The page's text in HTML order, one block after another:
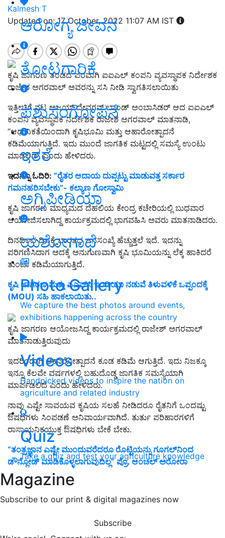
ಆರೋಗ್ಯ ಜೀವನ
ತೋಟಗಾರಿಕೆ
ಪಶುಸಂಗೋಪನೆ
ಇತರೆ
ಅಗ್ರಿಪೀಡಿಯಾ
ಯಶೋಗಾಥೆ
Photo Gallery
We capture the best photos around events,
exhibitions happening across the country
Videos
Handpicked videos to inspire the nation on
agriculture and related industry
Quiz
Take a quiz and test your agriculture knowledge
Magazine
Subscribe to our print & digital magazines now
Subscribe
Kalmesh T
Updated on: 17 October, 2022 11:07 AM IST
ಕೃಷಿ ಜಾಗರಣ ತಂಡದ ಪರವಾಗಿ ಐಐಎಲ್‌ ಕಂಪನಿ ವ್ಯವಸ್ಥಾಪಕ ನಿರ್ದೇಶಕ
ರಾಜೇಶ ಅಗರವಾಲ್‌ ಅವರನ್ನು ಸಸಿ ನೀಡಿ ಸ್ವಾಗತಿಸಲಾಯಿತು
ಇತ್ತೀಚಿಗೆ ನಟ ಅಜಯ್‌ ದೇವಗನ್‌ ಬ್ರಾಂಡ್‌ ಅಂಬಾಸಿಡರ್‌ ಆದ ಐಐಎಲ್‌
ಕಂಪನಿ ವ್ಯವಸ್ಥಾಪಕ ನಿರ್ದೇಶಕ ರಾಜೇಶ ಅಗರವಾಲ್‌ ಮಾತನಾಡಿ,
“ಆಧುನಿಕತೆಯಿಂದಾಗಿ ಕೃಷಿಭೂಮಿ ಮತ್ತು ಆಹಾರೋತ್ಪಾದನೆ
ಕಡಿಮೆಯಾಗುತ್ತಿದೆ. ಇದು ಮುಂದೆ ಜಾಗತಿಕ ಮಟ್ಟದಲ್ಲಿ ಸಮಸ್ಯೆ ಉಂಟು
ಮಾಡಲಿದೆ” ಎಂದು ಹೇಳಿದರು.
ಇದನ್ನೂ ಓದಿರಿ: “ರೈತರ ಆದಾಯ ದುಪ್ಪಟ್ಟು ಮಾಡುವತ್ತ ಸರ್ಕಾರ
ಗಮನಹರಿಸಬೇಕು”- ಕಲ್ಯಾಣ ಗೋಸ್ವಾಮಿ
ಕೃಷಿ ಜಾಗರಣ ಮಾಧ್ಯಮದ ದೆಹಲಿಯ ಕೇಂದ್ರ ಕಚೇರಿಯಲ್ಲಿ ಬುಧವಾರ
ಆಯೋಜಿಸಲಾಗಿದ್ದ ಕಾರ್ಯಕ್ರಮದಲ್ಲಿ ಭಾಗವಹಿಸಿ ಅವರು ಮಾತನಾಡಿದರು.
ದಿನದಿಂದ ದಿನಕ್ಕೆ ಭಾರತದ ಜನಸಂಖ್ಯೆ ಹೆಚ್ಚುತ್ತಲೆ ಇದೆ. ಇದನ್ನು
ಪರಿಗಣಿಸಿದಾಗ ಅದಕ್ಕೆ ಅನುಗುಣವಾಗಿ ಕೃಷಿ ಭೂಮಿಯನ್ನು ಲೆಕ್ಕ ಹಾಕಿದರೆ
ತುಂಬಾ ಕಡಿಮೆಯಾಗುತ್ತಿದೆ.
ಕೃಷಿ ಜಾಗರಣ ಮತ್ತು ಎಎಫ್‌ಸಿ ಇಂಡಿಯಾ ನಡುವೆ ತಿಳುವಳಿಕೆ ಒಪ್ಪಂದಕ್ಕೆ
(MOU) ಸಹಿ ಹಾಕಲಾಯಿತು..
ಕೃಷಿ ಜಾಗರಣ ಆಯೋಜಸಿದ್ದ ಕಾರ್ಯಕ್ರಮದಲ್ಲಿ ರಾಜೇಶ್‌ ಅಗರವಾಲ್‌
ಮಾತನಾಡುತ್ತಿರುವುದು
ಇದರಿಂದಾಗಿ ಆಹಾರೋತ್ಪಾದನೆ ಕೂಡ ಕಡಿಮೆ ಆಗುತ್ತಿದೆ. ಇದು ನಿಜಕ್ಕೂ
ಇನ್ನೂ ಕೆಲವೇ ವರ್ಷಗಳಲ್ಲಿ ಬಹುದೊಡ್ಡ ಜಾಗತಿಕ ಸಮಸ್ಯೆಯಾಗಿ
ಮಾರ್ಪಡಲಿದೆ ಎಂದು ಹೇಳಿದರು.
ನಾವು ಎಷ್ಟೇ ಸಾವಯವ ಕೃಷಿಯ ಸಲಹೆ ನೀಡಿದರೂ ರೈತನಿಗೆ ಒಂದಷ್ಟು
ಔಷಧಿಗಳು ಸಿಂಪಡಣೆ ಅನಿವಾರ್ಯವಾಗಿದೆ. ತುರ್ತು ಪರಿಹಾರಗಳಿಗೆ
ರಾಸಾಯನಿಕಯುಕ್ತ ಔಷಧಿಗಳು ಬೇಕೆ ಬೇಕು.
“ತಂತ್ರಜ್ಞಾನ ಎಷ್ಟೇ ಮುಂದುವರೆದರೂ ರೊಟ್ಟಿಯನ್ನು ಗೂಗಲ್‌ನಿಂದ
ಡೌನ್ಲೋಡ್ ಮಾಡಿಕೊಳ್ಳಲಾಗುವುದಿಲ್ಲ” ಪ್ರೊ. ಆಂಚಲ್ ಅರೋರಾ